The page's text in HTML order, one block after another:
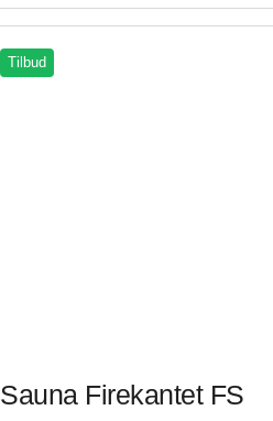
Tilbud
Sauna Firekantet FS